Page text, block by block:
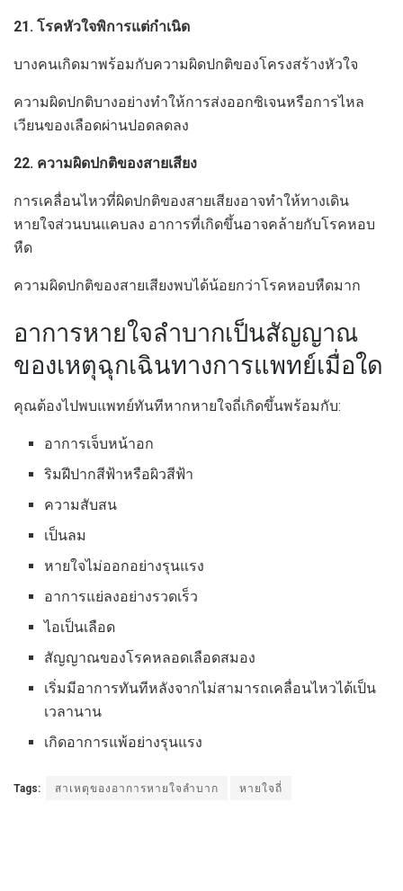
21. โรคหัวใจพิการแต่กำเนิด
บางคนเกิดมาพร้อมกับความผิดปกติของโครงสร้างหัวใจ
ความผิดปกติบางอย่างทำให้การส่งออกซิเจนหรือการไหล
เวียนของเลือดผ่านปอดลดลง
22. ความผิดปกติของสายเสียง
การเคลื่อนไหวที่ผิดปกติของสายเสียงอาจทำให้ทางเดิน
หายใจส่วนบนแคบลง อาการที่เกิดขึ้นอาจคล้ายกับโรคหอบ
หืด
ความผิดปกติของสายเสียงพบได้น้อยกว่าโรคหอบหืดมาก
อาการหายใจลำบากเป็นสัญญาณ
ของเหตุฉุกเฉินทางการแพทย์เมื่อใด
คุณต้องไปพบแพทย์ทันทีหากหายใจถี่เกิดขึ้นพร้อมกับ:
อาการเจ็บหน้าอก
ริมฝีปากสีฟ้าหรือผิวสีฟ้า
ความสับสน
เป็นลม
หายใจไม่ออกอย่างรุนแรง
อาการแย่ลงอย่างรวดเร็ว
ไอเป็นเลือด
สัญญาณของโรคหลอดเลือดสมอง
เริ่มมีอาการทันทีหลังจากไม่สามารถเคลื่อนไหวได้เป็น
เวลานาน
เกิดอาการแพ้อย่างรุนแรง
Tags: สาเหตุของอาการหายใจลำบาก หายใจถี่